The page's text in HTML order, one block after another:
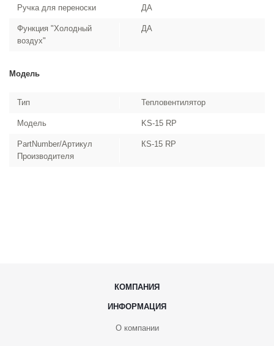
Ручка для переноски ДА
Функция "Холодный
воздух"
ДА
Модель
Тип Тепловентилятор
Модель KS-15 RP
PartNumber/Артикул
Производителя
КS-15 RР
КОМПАНИЯ
ИНФОРМАЦИЯ
О компании